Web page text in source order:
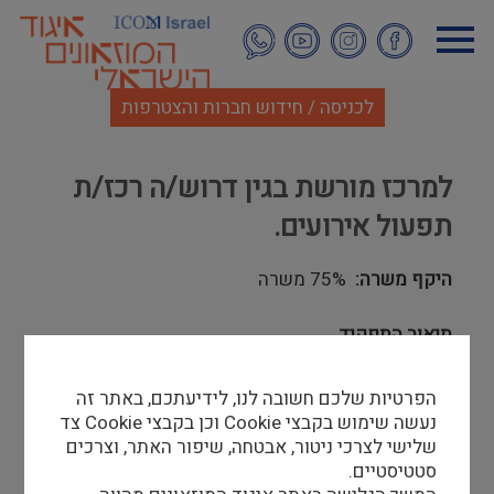
לתוכן
העיקרי
לכניסה / חידוש חברות והצטרפות
למרכז מורשת בגין דרוש/ה רכז/ת
תפעול אירועים.
היקף משרה 75% משרה
תיאור התפקיד
המרכז.
תפקיד דינמי ומעניין בצוות חם ובסביבה ערכית בלב
ירושלים!
הפרטיות שלכם חשובה לנו, לידיעתכם, באתר זה
נעשה שימוש בקבצי Cookie וכן בקבצי Cookie צד
שלישי לצרכי ניטור, אבטחה, שיפור האתר, וצרכים
סטטיסטיים.